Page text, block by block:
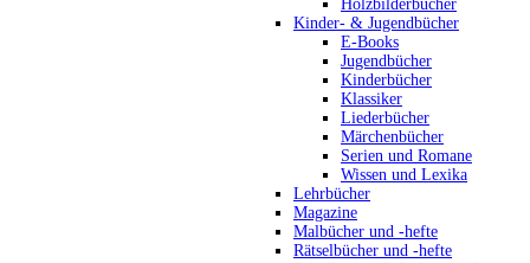
Holzbilderbücher
Kinder- & Jugendbücher
E-Books
Jugendbücher
Kinderbücher
Klassiker
Liederbücher
Märchenbücher
Serien und Romane
Wissen und Lexika
Lehrbücher
Magazine
Malbücher und -hefte
Rätselbücher und -hefte